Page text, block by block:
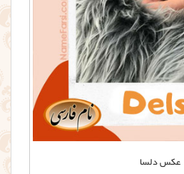
عکس دلسا